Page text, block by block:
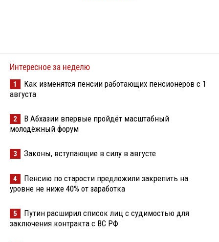
Интересное за неделю
1
Как изменятся пенсии работающих пенсионеров с 1
августа
2
В Абхазии впервые пройдёт масштабный
молодёжный форум
3 Законы, вступающие в силу в августе
4
Пенсию по старости предложили закрепить на
уровне не ниже 40% от заработка
5
Путин расширил список лиц с судимостью для
заключения контракта с ВС РФ